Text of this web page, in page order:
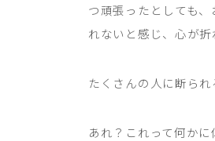
つ頑張ったとしても
れないと感じ、心が折
たくさんの人に断ら
あれ？これって何か